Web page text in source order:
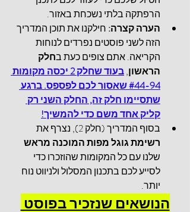
הרפתקה בלתי נשכחת באזור.
הערה קצרה: חילקנו את תוכן המדריך
הזה לשני פוסטים נפרדים לנוחות
הקריאה. אתם צופים כעת בחלק
הראשון,
בעוד שחלק 2 יכסה מקומות
#44-94 שאסור לכם לפספס. ברגע
שתסיימו חלק זה, החלק השני רק
קליק אחד משם כדי להמשיך!
בסוף המדריך (חלק 2), נצרף את
רשימת גוגל מפות המוכנה מראש
שלנו עם כל המקומות שהוזכרו כדי
לסייע לכם בתכנון המסלול ולניווט נוח
יותר.
הנושאים שנזכיר בפוסט